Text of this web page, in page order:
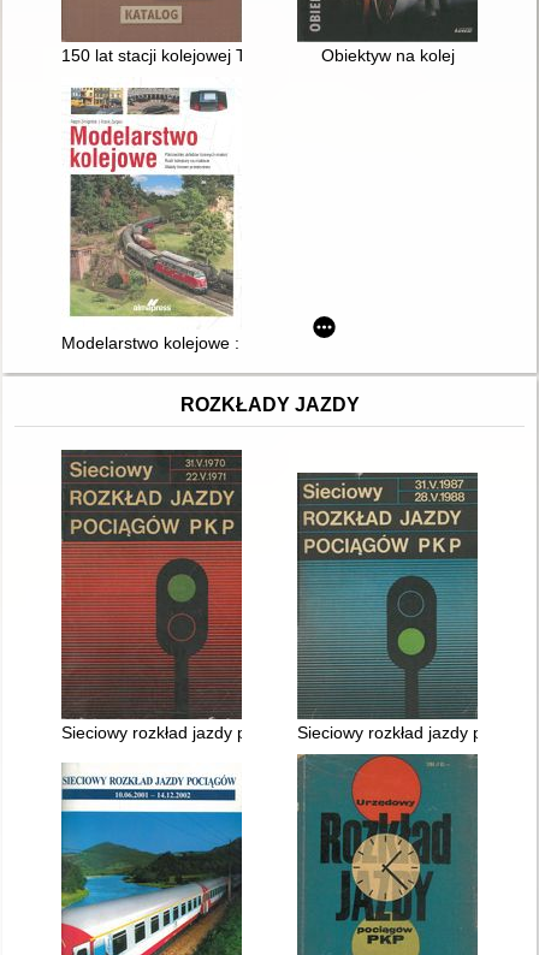
150 lat stacji kolejowej Tarnowskie Góry : okolicznościowa
Obiektyw na kolej
Modelarstwo kolejowe : planowanie układów torowych
ROZKŁADY JAZDY
Sieciowy rozkład jazdy pociągów PKP ważny 31.V.1970 -
Sieciowy rozkład jazdy